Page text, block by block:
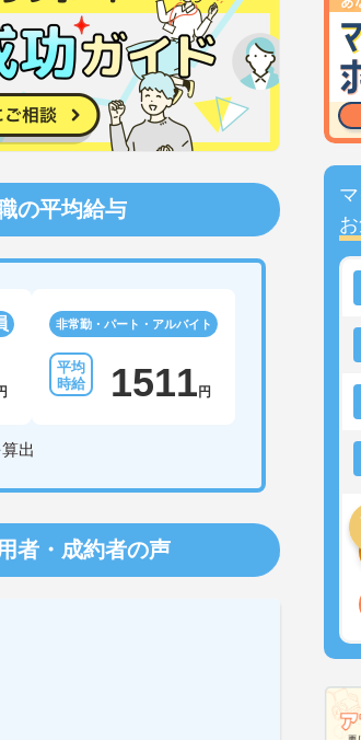
の平均給与
非常勤・パート・アルバイト
1511 円
出
者・成約者の声